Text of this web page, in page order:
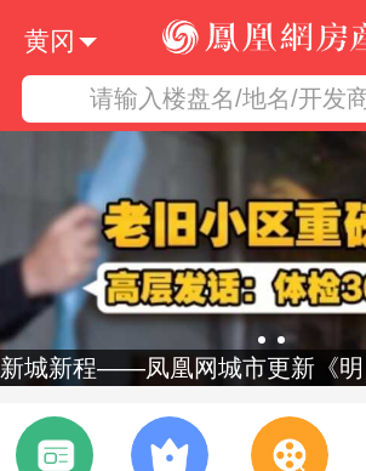
黄冈
请输入楼盘名/地名/开发